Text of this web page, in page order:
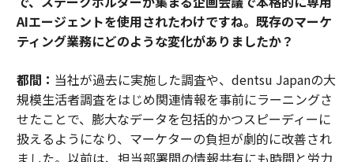
AIエージェントを使用されたわけですね。既存のマーケ
ティング業務にどのような変化がありましたか？
都間： 当社が過去に実施した調査や、dentsu Japanの大
規模生活者調査をはじめ関連情報を事前にラーニングさ
せたことで、膨大なデータを包括的かつスピーディーに
扱えるようになり、マーケターの負担が劇的に改善され